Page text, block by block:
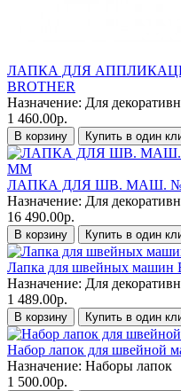
ЛАПКА ДЛЯ
BROTHER
Назначение: Для
1 460.00р.
В корзину Купить в один
ЛАПКА ДЛЯ ШВ. МАШ.
Назначение: Для
16 490.00р.
В корзину Купить в один
Лапка для швейных машин
Назначение: Для
1 489.00р.
В корзину Купить в один
Набор лапок для швейной
Назначение: Наборы лапок
1 500.00р.